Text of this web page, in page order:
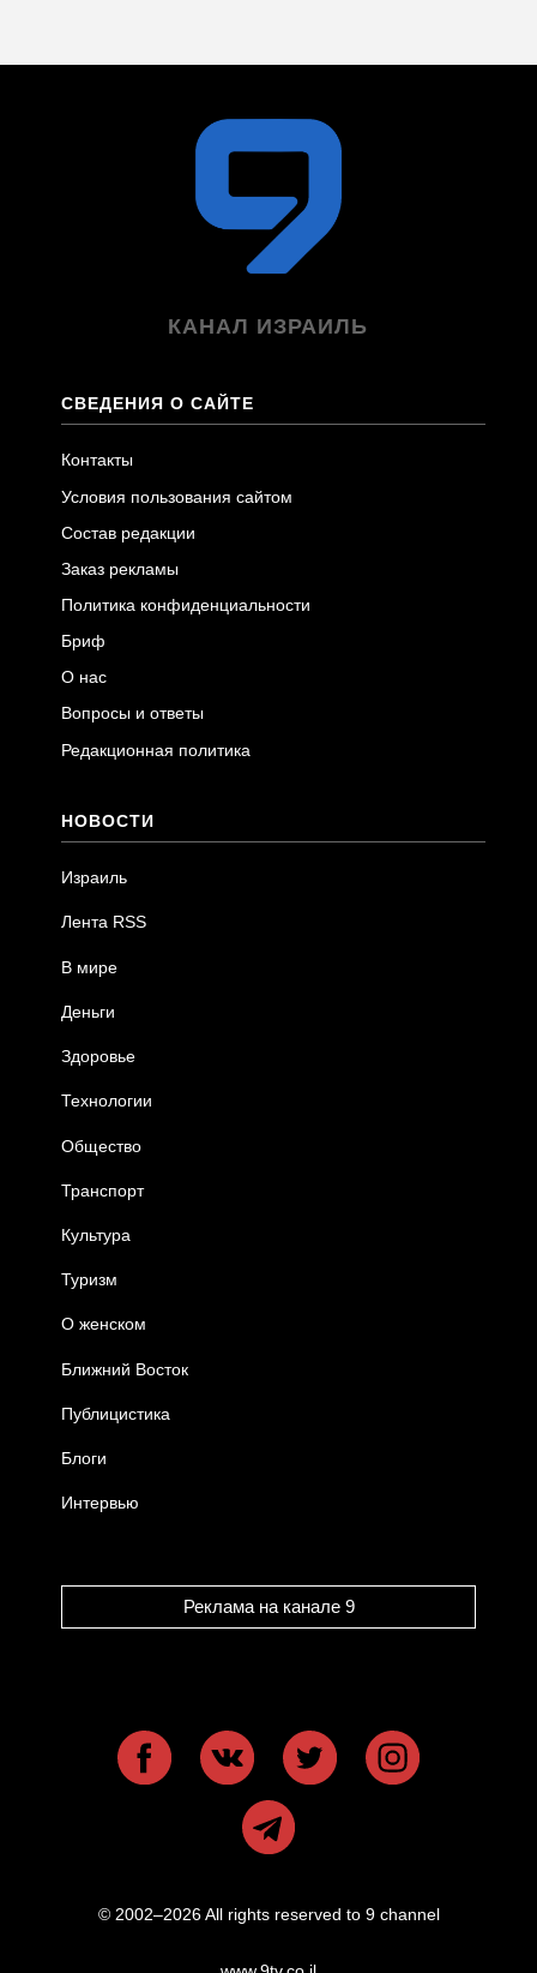
КАНАЛ ИЗРАИЛЬ
СВЕДЕНИЯ О САЙТЕ
Контакты
Условия пользования сайтом
Состав редакции
Заказ рекламы
Политика конфиденциальности
Бриф
О нас
Вопросы и ответы
Редакционная политика
НОВОСТИ
Израиль
Лента RSS
В мире
Деньги
Здоровье
Технологии
Общество
Транспорт
Культура
Туризм
О женском
Ближний Восток
Публицистика
Блоги
Интервью
Реклама на канале 9
© 2002–2026 All rights reserved to 9 channel